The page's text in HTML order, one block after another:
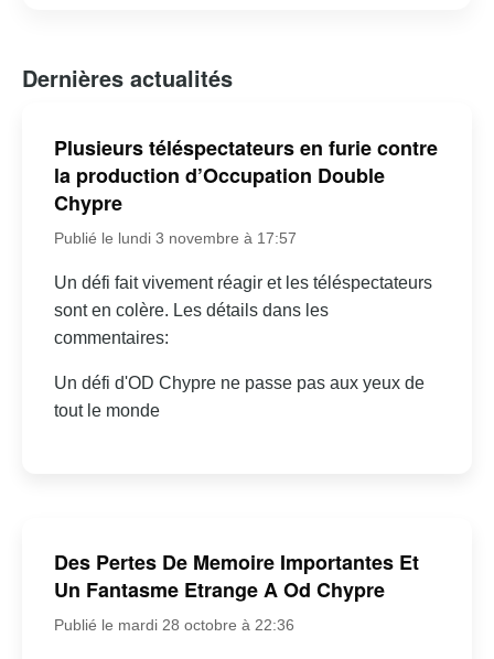
Dernières actualités
Plusieurs téléspectateurs en furie contre
la production d’Occupation Double
Chypre
Publié le lundi 3 novembre à 17:57
Un défi fait vivement réagir et les téléspectateurs
sont en colère. Les détails dans les
commentaires:
Un défi d'OD Chypre ne passe pas aux yeux de
tout le monde
Des Pertes De Memoire Importantes Et
Un Fantasme Etrange A Od Chypre
Publié le mardi 28 octobre à 22:36